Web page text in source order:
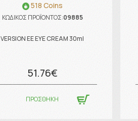
518 Coins
ΚΩΔΙΚΟΣ ΠΡΟΪΟΝΤΟΣ:09885
VERSION EE EYE CREAM 30ml
51.76€
ΠΡΟΣΘΗΚΗ